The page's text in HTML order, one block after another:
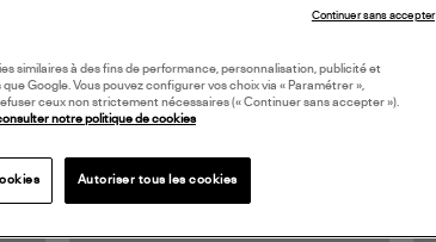
similaires à des fins de performance, personnalisation, publicité et
Google. Vous pouvez configurer vos choix via « Paramétrer »,
ceux non strictement nécessaires (« Continuer sans accepter »).
notre politique de cookies
Autoriser tous les cookies
Continuer sans accepter